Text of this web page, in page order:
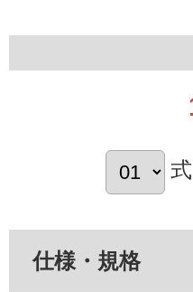
式
仕様・規格